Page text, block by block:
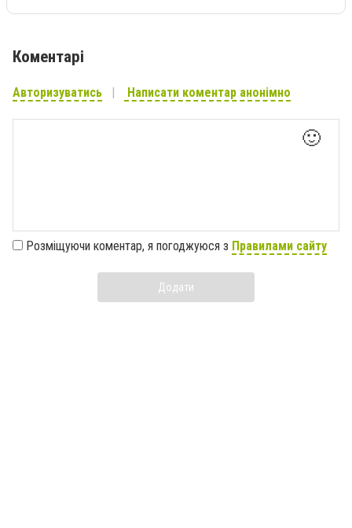
Коментарі
Авторизуватись Написати коментар анонімно
🙂
Розміщуючи коментар, я погоджуюся з Правилами сайту
Додати